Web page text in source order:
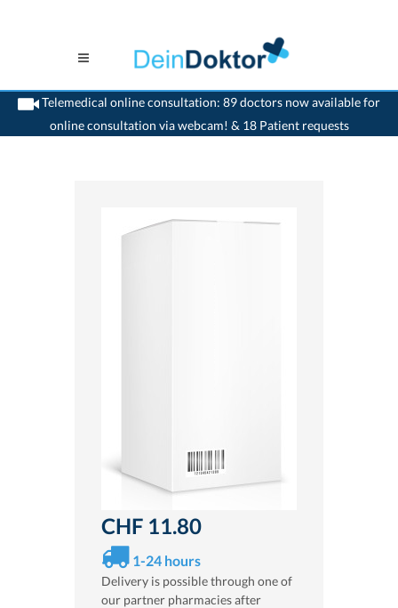
Telemedical online consultation: 89 doctors now available for
online consultation via webcam! & 18 Patient requests
>Home>medikamente-online>Visine® Classic (0.5 mg) Janssen-Cilag AG
CHF 11.80
1-24 hours
Delivery is possible through one of
our partner pharmacies after